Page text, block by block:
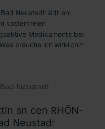
Neustadt lädt am
kostenfreien
Medikamente bei
brauche ich wirklich?“
Neustadt |
an den RHÖN-
Neustadt